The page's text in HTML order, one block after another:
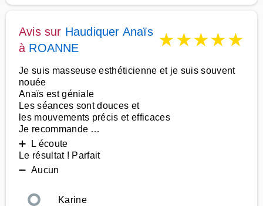
Avis sur Haudiquer Anaïs
à ROANNE ★★★★★
Je suis masseuse esthéticienne et je suis souvent
nouée
Anaïs est géniale
Les séances sont douces et
les mouvements précis et efficaces
Je recommande …
➕ L écoute
Le résultat ! Parfait
➖ Aucun
Karine